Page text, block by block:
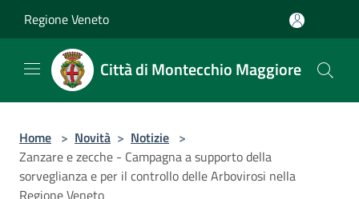
Regione Veneto
Città di Montecchio Maggiore
Home > Novità > Notizie >
Zanzare e zecche - Campagna a supporto della
sorveglianza e per il controllo delle Arbovirosi nella
Regione Veneto